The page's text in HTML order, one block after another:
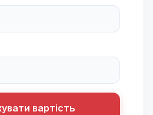
вартість